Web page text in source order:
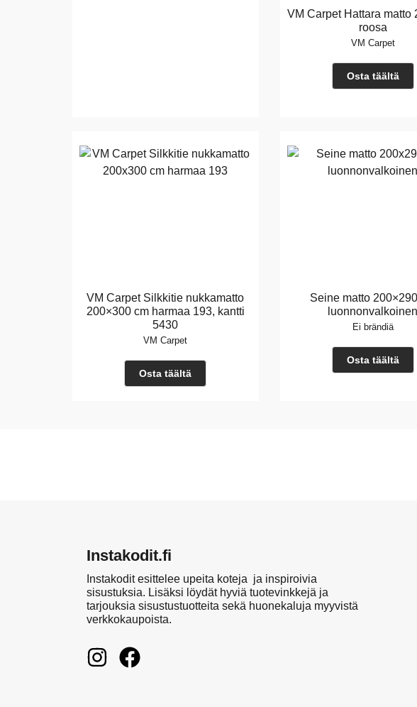
VM Carpet Hattara matto
roosa
VM Carpet
Osta täältä
VM Carpet Silkkitie nukkamatto
200×300 cm harmaa 193, kantti
5430
VM Carpet
Osta täältä
Seine matto
luonnonvalkoinen
Ei brändiä
Osta täältä
Instakodit.fi
Instakodit esittelee upeita koteja ja inspiroivia
sisustuksia. Lisäksi löydät hyviä tuotevinkkejä ja
tarjouksia sisustustuotteita sekä huonekaluja myyvistä
verkkokaupoista.